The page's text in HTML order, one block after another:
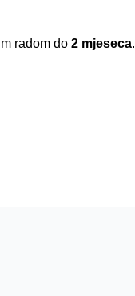
radom do2 mjeseca.